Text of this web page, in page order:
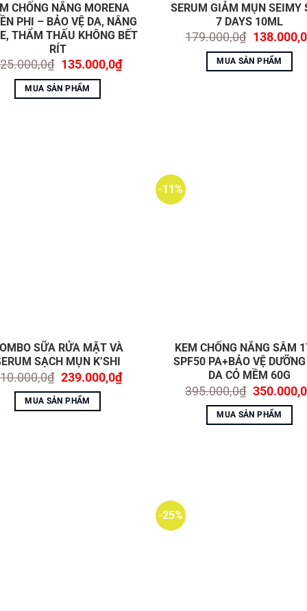
CHỐNG NẮNG MORENA
PHI – BẢO VỆ DA, NÂNG
THẨM THẤU KHÔNG BẾT
RÍT
₫ Giá
gốc
là:
225.000,0₫.
135.000,0₫Giá
hiện
MUA SẢN PHẨM
SERUM GIẢM MỤN SEIMY
7 DAYS 10ML
179.000,0₫ Giá
gốc
là:
138.000,0
MUA SẢN PHẨM
SỮA RỬA MẶT VÀ
SẠCH MỤN K’SHI
₫ Giá
gốc
là:
410.000,0₫.
239.000,0₫Giá
hiện
MUA SẢN PHẨM
-11%
KEM CHỐNG NẮNG SÂM
SPF50 PA+BẢO VỆ
DA CỎ MỀM 60G
395.000,0₫ Giá
gốc
là:
350.000,0
MUA SẢN PHẨM
-25%